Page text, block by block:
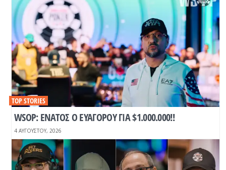
WSOP: ΕΝΑΤΟΣ Ο ΕΥΑΓΟΡΟΥ ΓΙΑ $1.000.000!!
TOP STORIES
4 ΑΥΓΟΎΣΤΟΥ, 2026